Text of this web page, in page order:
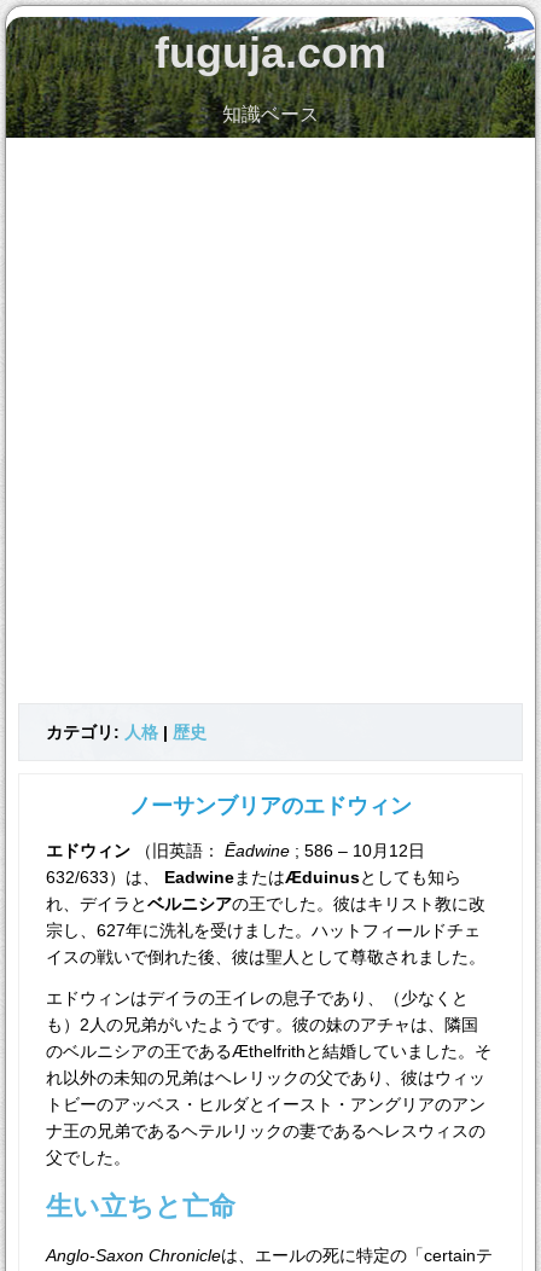
fuguja.com
知識ベース
カテゴリ: 人格 |歴史
ノーサンブリアのエドウィン
エドウィン （旧英語：Ēadwine ; 586 – 10月12日
632/633）は、 EadwineまたはÆduinusとしても知ら
れ、デイラとベルニシアの王でした。彼はキリスト教に改
宗し、627年に洗礼を受けました。ハットフィールドチェ
イスの戦いで倒れた後、彼は聖人として尊敬されました。
エドウィンはデイラの王イレの息子であり、（少なくと
も）2人の兄弟がいたようです。彼の妹のアチャは、隣国
のベルニシアの王であるÆthelfrithと結婚していました。そ
れ以外の未知の兄弟はヘレリックの父であり、彼はウィッ
トビーのアッベス・ヒルダとイースト・アングリアのアン
ナ王の兄弟であるヘテルリックの妻であるヘレスウィスの
父でした。
生い立ちと亡命
Anglo-Saxon Chronicleは、エールの死に特定の「certainテ